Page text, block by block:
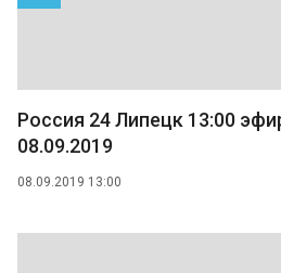
Россия 24 Липецк 13:00
08.09.2019
08.09.2019 13:00